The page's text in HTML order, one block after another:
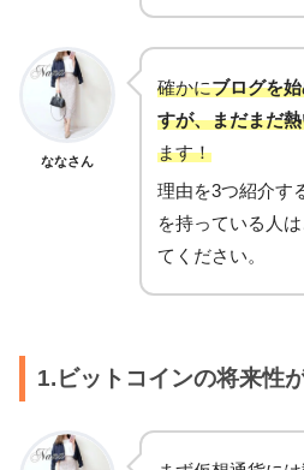
ななさん
確かにブログを
すが、まだまだ
ます！
理由を3つ紹介す
を持っている人
てください。
1.ビットコインの将来性